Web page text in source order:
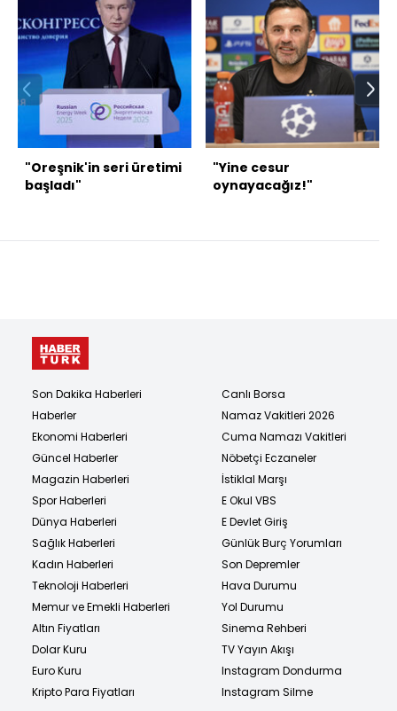
"Oreşnik'in seri üretimi
başladı"
"Yine cesur
oynayacağız!"
Son Dakika Haberleri
Haberler
Ekonomi Haberleri
Güncel Haberler
Magazin Haberleri
Spor Haberleri
Dünya Haberleri
Sağlık Haberleri
Kadın Haberleri
Teknoloji Haberleri
Memur ve Emekli Haberleri
Altın Fiyatları
Dolar Kuru
Euro Kuru
Kripto Para Fiyatları
Canlı Borsa
Namaz Vakitleri 2026
Cuma Namazı Vakitleri
Nöbetçi Eczaneler
İstiklal Marşı
E Okul VBS
E Devlet Giriş
Günlük Burç Yorumları
Son Depremler
Hava Durumu
Yol Durumu
Sinema Rehberi
TV Yayın Akışı
Instagram Dondurma
Instagram Silme